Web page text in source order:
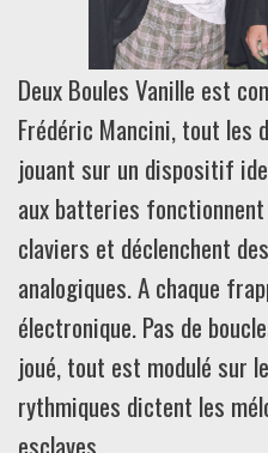
Deux Boules Vanille est
Frédéric Mancini, tout les
jouant sur un dispositif
aux batteries
claviers et déclenchent
analogiques. A chaque
électronique. Pas de
joué, tout est modulé sur
rythmiques dictent les
esclaves.